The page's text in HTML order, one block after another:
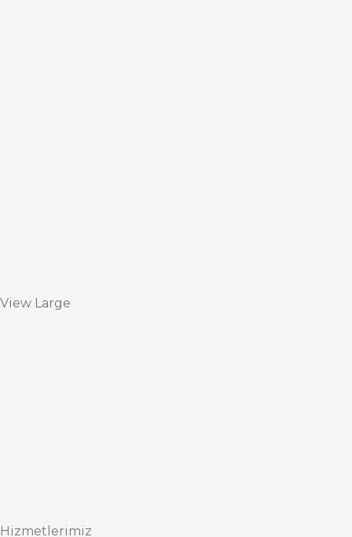
View Large
Hizmetlerimiz